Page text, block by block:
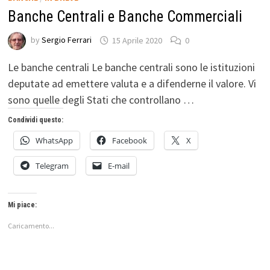
Banche Centrali e Banche Commerciali
by Sergio Ferrari 15 Aprile 2020 0
Le banche centrali Le banche centrali sono le istituzioni
deputate ad emettere valuta e a difenderne il valore. Vi
sono quelle degli Stati che controllano …
Condividi questo:
WhatsApp Facebook X
Telegram E-mail
Mi piace:
Caricamento...